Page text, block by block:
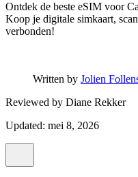
Ontdek de beste eSIM voor
Koop je digitale simkaart,
verbonden!
Written by Jolien
Reviewed by Diane Rekker
Updated: mei 8, 2026